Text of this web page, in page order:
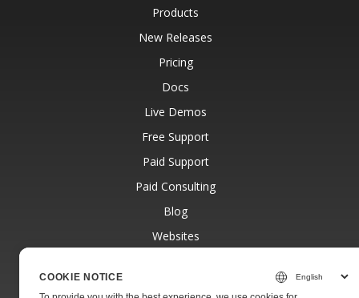
Products
New Releases
Pricing
Docs
Live Demos
Free Support
Paid Support
Paid Consulting
Blog
Websites
COOKIE NOTICE